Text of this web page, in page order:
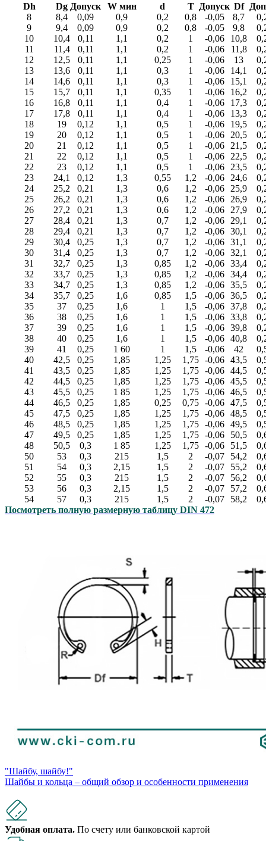
Dh Dg Допуск W мин d T Допуск Df
8
8,4 0,09 0,9 0,2 0,8 -0,05 8,7
9
9,4 0,09 0,9 0,2 0,8 -0,05 9,8
10
10,4 0,11 1,1 0,2 1 -0,06 10,8
11
11,4 0,11 1,1 0,2 1 -0,06 11,8
12
12,5 0,11 1,1 0,25 1 -0,06 13
13
13,6 0,11 1,1 0,3 1 -0,06 14,1
14
14,6 0,11 1,1 0,3 1 -0,06 15,1
15
15,7 0,11 1,1 0,35 1 -0,06 16,2
16
16,8 0,11 1,1 0,4 1 -0,06 17,3
17
17,8 0,11 1,1 0,4 1 -0,06 13,3
18
19 0,12 1,1 0,5 1 -0,06 19,5
19
20 0,12 1,1 0,5 1 -0,06 20,5
20
21 0,12 1,1 0,5 1 -0,06 21,5
21
22 0,12 1,1 0,5 1 -0,06 22,5
22
23 0,12 1,1 0,5 1 -0,06 23,5
23
24,1 0,12 1,3 0,55 1,2 -0,06 24,6
24
25,2 0,21 1,3 0,6 1,2 -0,06 25,9
25
26,2 0,21 1,3 0,6 1,2 -0,06 26,9
26
27,2 0,21 1,3 0,6 1,2 -0,06 27,9
27
28,4 0,21 1,3 0,7 1,2 -0,06 29,1
28
29,4 0,21 1,3 0,7 1,2 -0,06 30,1
29
30,4 0,25 1,3 0,7 1,2 -0,06 31,1
30
31,4 0,25 1,3 0,7 1,2 -0,06 32,1
31
32,7 0,25 1,3 0,85 1,2 -0,06 33,4
32
33,7 0,25 1,3 0,85 1,2 -0,06 34,4
33
34,7 0,25 1,3 0,85 1,2 -0,06 35,5
34
35,7 0,25 1,6 0,85 1,5 -0,06 36,5
35
37 0,25 1,6 1 1,5 -0,06 37,8
36
38 0,25 1,6 1 1,5 -0,06 33,8
37
39 0,25 1,6 1 1,5 -0,06 39,8
38
40 0,25 1,6 1 1,5 -0,06 40,8
39
41 0,25 1 60 1 1,5 -0,06 42
40
42,5 0,25 1,85 1,25 1,75 -0,06 43,5
41
43,5 0,25 1,85 1,25 1,75 -0,06 44,5
42
44,5 0,25 1,85 1,25 1,75 -0,06 45,5
43
45,5 0,25 1 85 1,25 1,75 -0,06 46,5
44
46,5 0,25 1,85 0,25 0,75 -0,06 47,5
45
47,5 0,25 1,85 1,25 1,75 -0,06 48,5
46
48,5 0,25 1,85 1,25 1,75 -0,06 49,5
47
49,5 0,25 1,85 1,25 1,75 -0,06 50,5
48
50,5 0,3 1 85 1,25 1,75 -0,06 51,5
50
53 0,3 215 1,5 2 -0,07 54,2
51
54 0,3 2,15 1,5 2 -0,07 55,2
52
55 0,3 215 1,5 2 -0,07 56,2
53
56 0,3 2,15 1,5 2 -0,07 57,2
54
57 0,3 215 1,5 2 -0,07 58,2
Посмотреть полную размерную таблицу DIN 472
"Шайбу, шайбу!"
Шайбы и кольца – общий обзор и особенности применения
Удобная оплата. По счету или банковской картой